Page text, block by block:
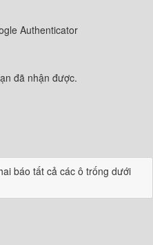
Authenticator
đã nhận được.
báo tất cả các ô trống dưới